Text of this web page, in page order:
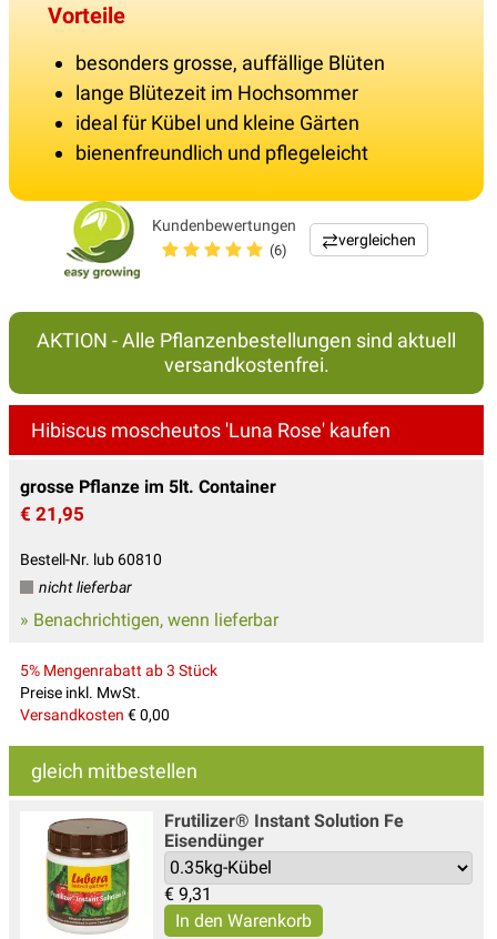
Vorteile
besonders grosse, auffällige Blüten
lange Blütezeit im Hochsommer
ideal für Kübel und kleine Gärten
bienenfreundlich und pflegeleicht
Kundenbewertungen
(6)
vergleichen
AKTION - Alle Pflanzenbestellungen sind aktuell
versandkostenfrei.
Hibiscus moscheutos 'Luna Rose' kaufen
grosse Pflanze im 5lt. Container
€ 21,95
Bestell-Nr. lub 60810
nicht lieferbar
» Benachrichtigen, wenn lieferbar
5% Mengenrabatt ab 3 Stück
Preise inkl. MwSt.
Versandkosten € 0,00
gleich mitbestellen
Frutilizer® Instant Solution Fe
Eisendünger
€ 9,31